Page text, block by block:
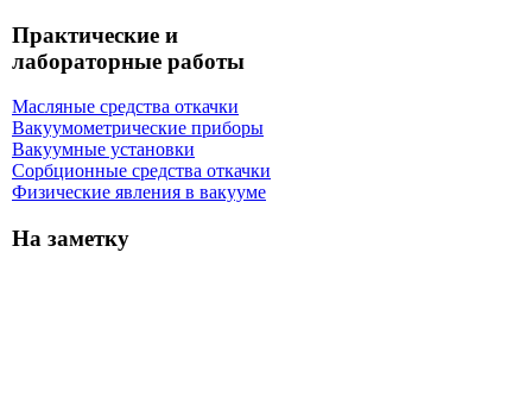
Практические и
лабораторные работы
Масляные средства откачки
Вакуумометрические приборы
Вакуумные установки
Сорбционные средства откачки
Физические явления в вакууме
На заметку